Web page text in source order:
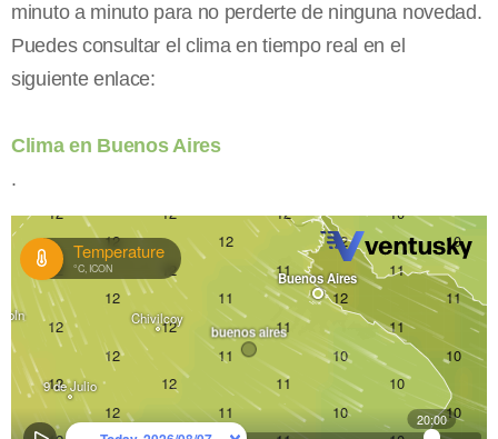
minuto a minuto para no perderte de ninguna novedad.
Puedes consultar el clima en tiempo real en el
siguiente enlace:
Clima en Buenos Aires
.